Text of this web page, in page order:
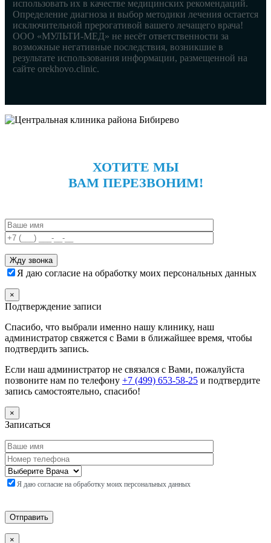
использовать их в качестве медицинских рекомендаций.
Определение диагноза и выбор методики лечения остается
исключительной прерогативой вашего лечащего врача!
ООО «МУЛЬТИ-МЕД» не несёт ответственности за
возможные негативные последствия, возникшие в
результате использования информации, размещенной на
сайте orekhovo.clinic.
ХОТИТЕ МЫ
ВАМ ПЕРЕЗВОНИМ!
Я даю согласие на обработку моих персональных данных
×
Подтверждение записи
Спасибо, что выбрали именно нашу клинику, наш
администратор свяжется с Вами в ближайшее время, чтобы
подтвердить запись.
Если наш администратор не связался с Вами, пожалуйста
позвоните нам по телефону +7 (499) 653-58-25 и подтвердите
запись самостоятельно, спасибо!
×
Записаться
Я даю согласие на обработку моих персональных данных
×